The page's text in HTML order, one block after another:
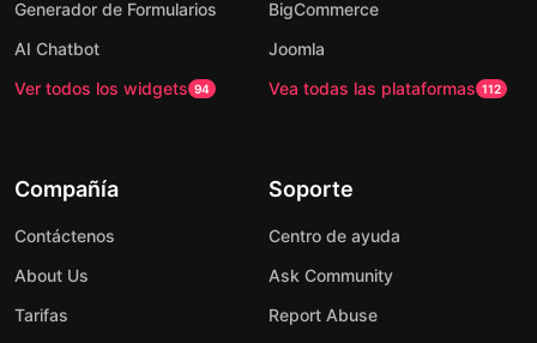
Generador de Formularios
AI Chatbot
Ver todos los widgets 94
BigCommerce
Joomla
Vea todas las plataformas 112
Compañía
Contáctenos
About Us
Tarifas
Soporte
Centro de ayuda
Ask Community
Report Abuse